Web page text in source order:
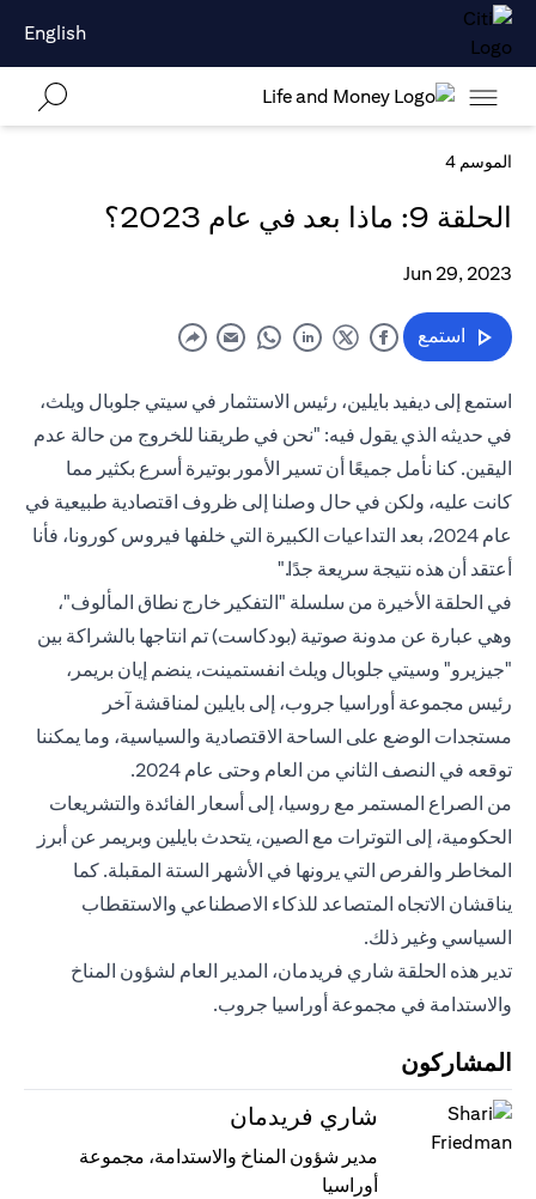
English
الموسم 4
الحلقة 9: ماذا بعد في عام 2023؟
Jun 29, 2023
استمع
استمع إلى ديفيد بايلين، رئيس الاستثمار في سيتي جلوبال ويلث،
في حديثه الذي يقول فيه: "نحن في طريقنا للخروج من حالة عدم
اليقين. كنا نأمل جميعًا أن تسير الأمور بوتيرة أسرع بكثير مما
كانت عليه، ولكن في حال وصلنا إلى ظروف اقتصادية طبيعية في
عام 2024، بعد التداعيات الكبيرة التي خلفها فيروس كورونا، فأنا
أعتقد أن هذه نتيجة سريعة جدًا."
في الحلقة الأخيرة من سلسلة "التفكير خارج نطاق المألوف"،
وهي عبارة عن مدونة صوتية (بودكاست) تم انتاجها بالشراكة بين
"جيزيرو" وسيتي جلوبال ويلث انفستمينت، ينضم إيان بريمر،
رئيس مجموعة أوراسيا جروب، إلى بايلين لمناقشة آخر
مستجدات الوضع على الساحة الاقتصادية والسياسية، وما يمكننا
توقعه في النصف الثاني من العام وحتى عام 2024.
من الصراع المستمر مع روسيا، إلى أسعار الفائدة والتشريعات
الحكومية، إلى التوترات مع الصين، يتحدث بايلين وبريمر عن أبرز
المخاطر والفرص التي يرونها في الأشهر الستة المقبلة. كما
يناقشان الاتجاه المتصاعد للذكاء الاصطناعي والاستقطاب
السياسي وغير ذلك.
تدير هذه الحلقة شاري فريدمان، المدير العام لشؤون المناخ
والاستدامة في مجموعة أوراسيا جروب.
المشاركون
شاري فريدمان
مدير شؤون المناخ والاستدامة، مجموعة
أوراسيا